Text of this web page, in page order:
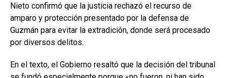
Nieto confirmó que la justicia rechazó el recurso de
amparo y protección presentado por la defensa de
Guzmán para evitar la extradición, donde será procesado
por diversos delitos.
En el texto, el Gobierno resaltó que la decisión del tribunal